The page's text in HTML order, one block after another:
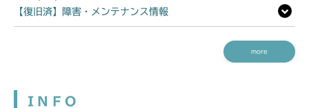
【復旧済】障害・メンテナンス情報
more
INFO